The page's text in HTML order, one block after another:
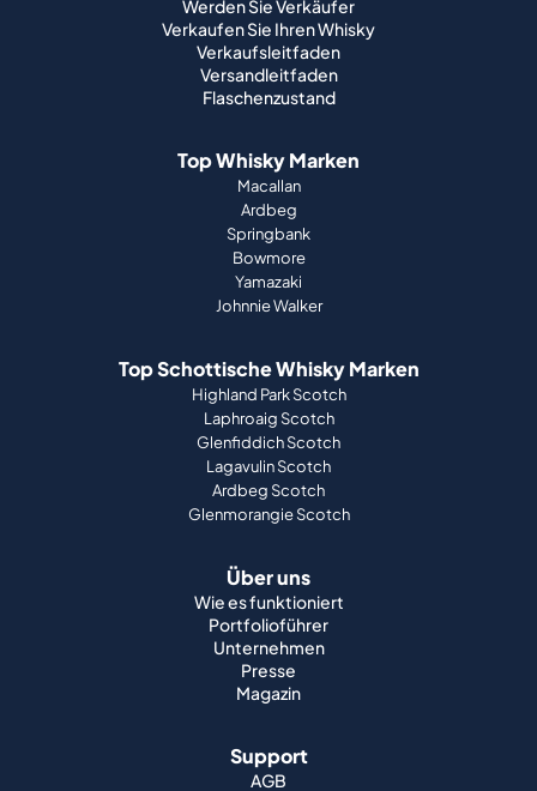
Top Whisky Marken
Macallan
Ardbeg
Yamazaki
Johnnie Walker
Top Schottische Whisky Marken
Highland Park Scotch
Laphroaig Scotch
Ardbeg Scotch
Glenmorangie Scotch
Über uns
Wie es funktioniert
Portfolioführer
Unternehmen
Magazin
Support
AGB
Impressum
Datenschutz
Cookies
Arbeitsplätze